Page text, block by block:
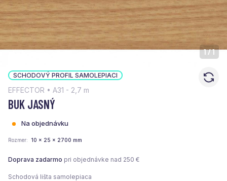
1/1
SCHODOVÝ PROFIL SAMOLEPIACI
EFFECTOR • A31 - 2,7 m
BUK JASNÝ
Na objednávku
Rozmer 10 x 25 x 2700 mm
Doprava zadarmo pri objednávke nad 250 €
Schodová lišta samolepiaca